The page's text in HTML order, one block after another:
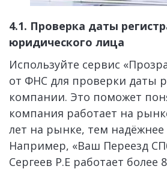
4.1. Проверка даты
юридического лица
Используйте сервис
от ФНС для проверки даты
компании. Это поможет
компания работает на
лет на рынке, тем
Например, «Ваш Переезд
Сергеев Р.Е работает более